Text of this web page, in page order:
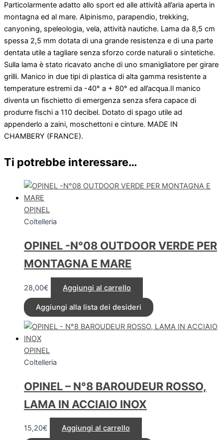
Particolarmente adatto allo sport ed alle attività all’aria aperta in
montagna ed al mare. Alpinismo, parapendio, trekking,
canyoning, speleologia, vela, attività nautiche. Lama da 8,5 cm
spessa 2,5 mm dotata di una grande resistenza e di una parte
dentata utile a tagliare senza sforzo corde naturali o sintetiche.
Sulla lama è stato ricavato anche di uno smanigliatore per girare
grilli. Manico in due tipi di plastica di alta gamma resistente a
temperature estremi da -40° a + 80° ed all’acqua.Il manico
diventa un fischietto di emergenza senza sfera capace di
produrre fischi a 110 decibel. Dotato di spago utile ad
appenderlo a zaini, moschettoni e cinture. MADE IN
CHAMBERY (FRANCE).
Ti potrebbe interessare…
OPINEL
Coltelleria
OPINEL -N°08 OUTDOOR VERDE PER
MONTAGNA E MARE
28,00€ Aggiungi al carrello
Aggiungi alla lista dei desideri
OPINEL
Coltelleria
OPINEL – N°8 BAROUDEUR ROSSO,
LAMA IN ACCIAIO INOX
15,20€ Aggiungi al carrello